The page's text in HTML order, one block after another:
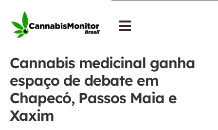
Cannabis medicinal ganha
espaço de debate em
Chapecó, Passos Maia e
Xaxim